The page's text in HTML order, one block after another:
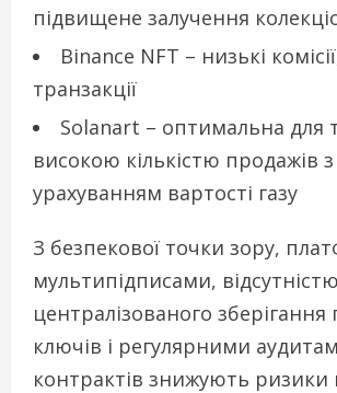
підвищене залучення
Binance NFT – низькі
транзакції
Solanart – оптимальна для
високою кількістю продажів з
урахуванням вартості газу
З безпекової точки зору,
мультипідписами, відсутністю
централізованого
ключів і регулярними
контрактів знижують ризики